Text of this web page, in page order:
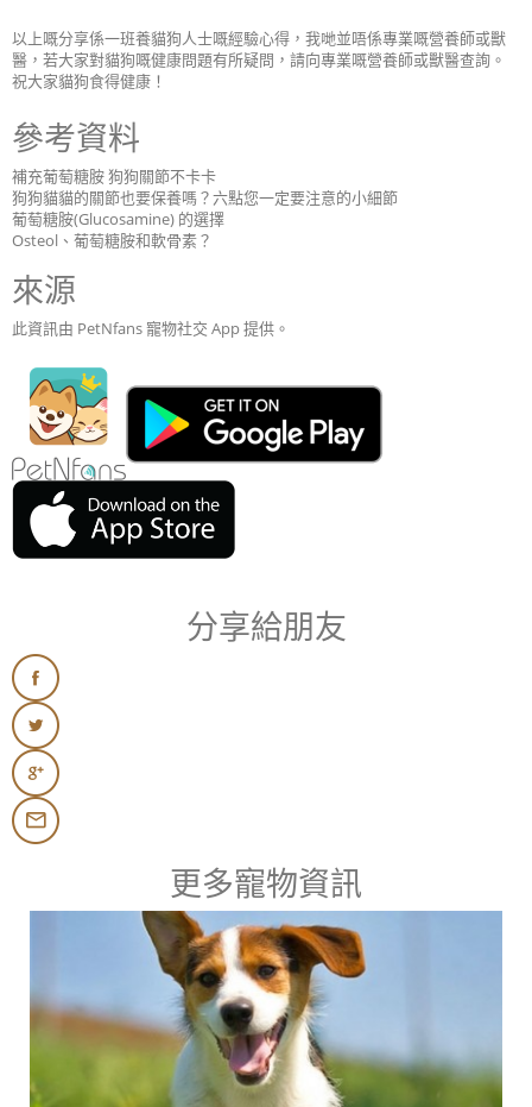
以上嘅分享係一班養貓狗人士嘅經驗心得，我哋並唔係專業嘅營養師或獸
醫，若大家對貓狗嘅健康問題有所疑問，請向專業嘅營養師或獸醫查詢。
祝大家貓狗食得健康！
參考資料
補充葡萄糖胺 狗狗關節不卡卡
狗狗貓貓的關節也要保養嗎？六點您一定要注意的小細節
葡萄糖胺(Glucosamine) 的選擇
Osteol、葡萄糖胺和軟骨素？
來源
此資訊由 PetNfans 寵物社交 App 提供。
分享給朋友
更多寵物資訊